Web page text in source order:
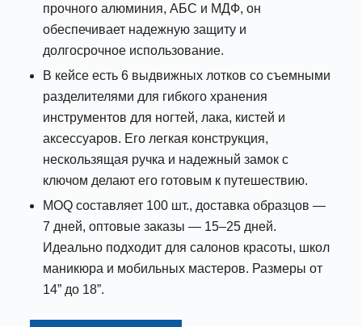
прочного алюминия, АБС и МДФ, он
обеспечивает надежную защиту и
долгосрочное использование.
В кейсе есть 6 выдвижных лотков со съемными
разделителями для гибкого хранения
инструментов для ногтей, лака, кистей и
аксессуаров. Его легкая конструкция,
нескользящая ручка и надежный замок с
ключом делают его готовым к путешествию.
MOQ составляет 100 шт., доставка образцов —
7 дней, оптовые заказы — 15–25 дней.
Идеально подходит для салонов красоты, школ
маникюра и мобильных мастеров. Размеры от
14” до 18”.